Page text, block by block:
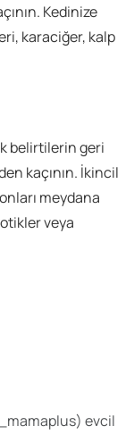
Kedinize
karaciğer, kalp
belirtilerin geri
kaçının. İkincil
meydana
veya
) evcil